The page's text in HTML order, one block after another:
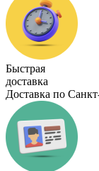
Быстрая
доставка
Доставка по